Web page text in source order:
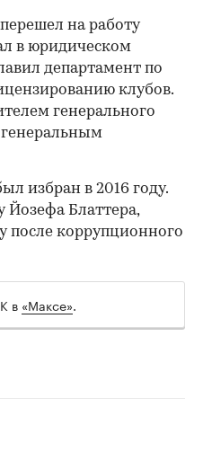
на работу
в юридическом
департамент по
клубов.
генерального
избран в 2016 году.
Йозефа Блаттера,
после коррупционного
в «Максе».